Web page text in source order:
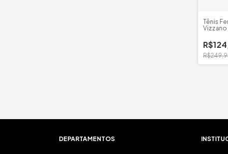
Tênis
DEPARTAMENTOS